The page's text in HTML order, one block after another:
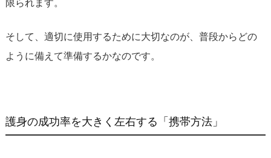
そして、適切に使用するために大切なのが、普段からどの
ように備えて準備するかなのです。
護身の成功率を大きく左右する「携帯方法」